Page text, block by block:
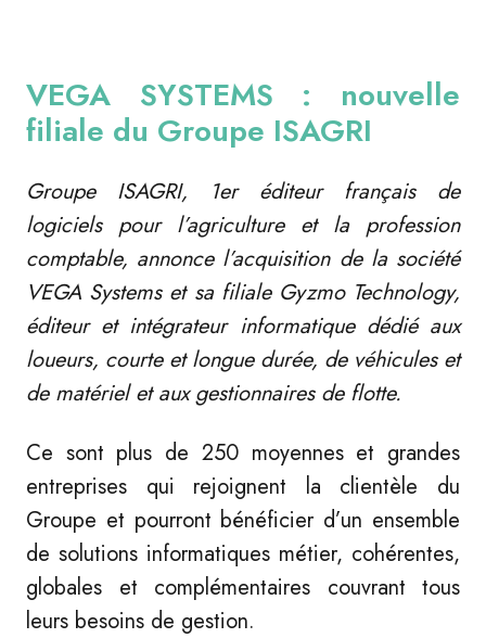
VEGA SYSTEMS : nouvelle
filiale du Groupe ISAGRI
Groupe ISAGRI, 1er éditeur français de
logiciels pour l’agriculture et la profession
comptable, annonce l’acquisition de la société
VEGA Systems et sa filiale Gyzmo Technology,
éditeur et intégrateur informatique dédié aux
loueurs, courte et longue durée, de véhicules et
de matériel et aux gestionnaires de flotte.
Ce sont plus de 250 moyennes et grandes
entreprises qui rejoignent la clientèle du
Groupe et pourront bénéficier d’un ensemble
de solutions informatiques métier, cohérentes,
globales et complémentaires couvrant tous
leurs besoins de gestion.